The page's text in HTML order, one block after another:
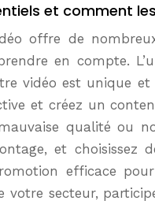
et comment
offre de
en compte.
vidéo est unique et
et créez un
qualité ou
et choisissez
efficace
votre secteur,